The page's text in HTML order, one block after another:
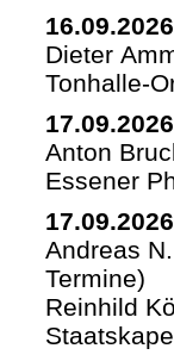
16.09.2026
Dieter
Tonhalle-
17.09.2026
Anton
Essener
17.09.2026
Andreas
Termine)
Reinhild